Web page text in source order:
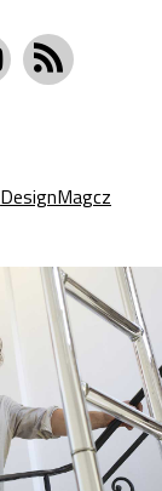
DesignMagcz